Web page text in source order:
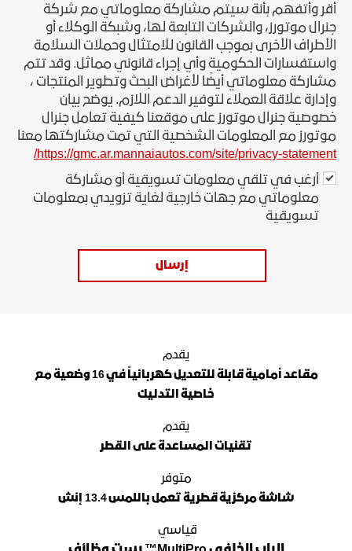
أقر وأتفهم بأنة سيتم مشاركة معلوماتي مع شركة
جنرال موتورز، والشركات التابعة لها، وشبكة الوكلاء أو
الأطراف الأخرى بموجب القانون للامتثال وحملات السلامة
واستفسارات الحكومية وأي إجراء قانوني مماثل. وقد تتم
مشاركة معلوماتي أيضًا لأغراض البحث وتطوير المنتجات ،
وإدارة علاقة العملاء لتوفير الدعم اللازم. يوضح بيان
خصوصية جنرال موتورز على موقعنا كيفية تعامل جنرال
موتورز مع المعلومات الشخصية التي تمت مشاركتها معنا
https://gmc.ar.mannaiautos.com/site/privacy-statement/
أرغب في تلقي معلومات تسويقية أو مشاركة
معلوماتي مع جهات خارجية لغاية تزويدي بمعلومات
تسويقية
إرسال
يقدم
مقاعد أمامية قابلة للتعديل كهربائياً في 16 وضعية مع
خاصية التدليك
يقدم
تقنيات المساعدة على القطر
متوفر
شاشة مركزية قطرية تعمل باللمس 13.4 إنش
قياسي